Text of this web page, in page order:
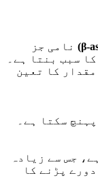
نامی جز
سبب بنتا ہے۔
کا تعین
پہنچ سکتا ہے۔
جس سے زیادہ
پڑنے کا